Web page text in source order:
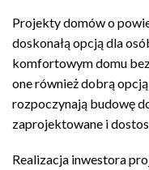
Projekty domów o
doskonałą opcją dla
komfortowym domu bez
one również dobrą
rozpoczynają budowę
zaprojektowane i
Realizacja inwestora